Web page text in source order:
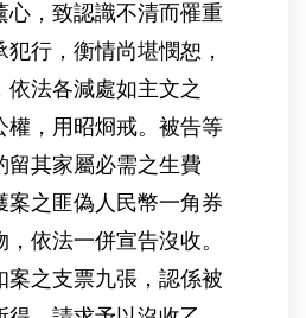
心，致認識不清而罹重
行，衡情尚堪憫恕，
依法各減處如主文之
權，用昭烱戒。被告等
留其家屬必需之生費
案之匪偽人民幣一角券
依法一併宣告沒收。
案之支票九張，認係被